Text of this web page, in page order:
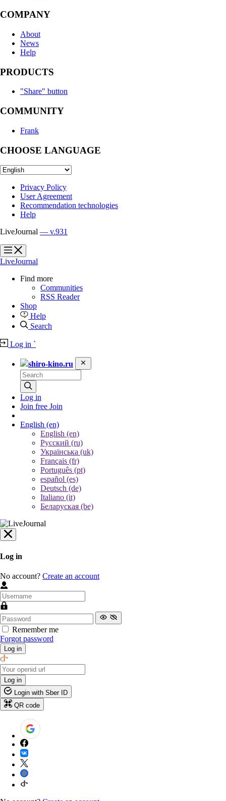
COMPANY
About
News
Help
PRODUCTS
"Share" button
COMMUNITY
Frank
CHOOSE LANGUAGE
Privacy Policy
User Agreement
Recommendation technologies
Help
LiveJournal — v.931
?
?
LiveJournal
Find more
Communities
RSS Reader
Shop
Help
Search
Log in `
shiro-kino.ru
Log in
Join free Join
English (en)
English (en)
Русский (ru)
Українська (uk)
Français (fr)
Português (pt)
español (es)
Deutsch (de)
Italiano (it)
Беларуская (be)
Log in
No account? Create an account
Remember me
Forgot password
Log in
Log in
Login with Sber ID
QR code